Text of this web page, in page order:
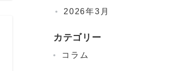
2026年3月
カテゴリー
コラム